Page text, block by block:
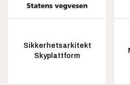
Sikkerhetsarkitekt
Skyplattform